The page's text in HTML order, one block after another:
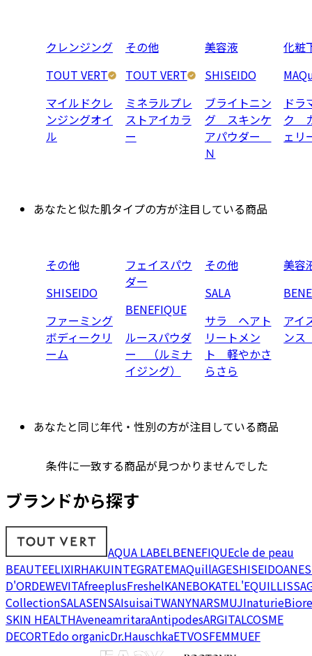
クレンジング
TOUT VERT
マイルドクレ
ンジングオイ
ル
その他
TOUT VERT
ミネラルプレ
ストアイカラ
ー
美容液
SHISEIDO
ブライトニン
グ スキンケ
アパウダー
Ｎ
化粧
ドラ
ク
ェ
あなたと似た肌タイプの方が注目している商品
その他
SHISEIDO
ファーミング
ボディークリ
ーム
フェイスパウ
ダー
BENEFIQUE
ルースパウダ
ー （ルミナ
イジング）
その他
SALA
サラ ヘアト
リートメン
ト 軽やかさ
らさら
美容
アイ
ン
あなたと同じ年代・性別の方が注目している商品
条件に一致する商品が見つかりませんでした
ブランドから探す
AQUA LABELBENEFIQUEcle de peau
BEAUTEELIXIRHAKUINTEGRATEMAQuillAGESHISEIDO
D'ORDEWEVITAfreeplusFreshelKANEBOKATEL'EQUIL
CollectionSALASENSAIsuisaiTWANYNARSMUJInaturieBiore
SKIN HEALTHAveneamritaraAntipodesARGITALCOSME
DECORTEdo organicDr.HauschkaETVOSFEMMUEF